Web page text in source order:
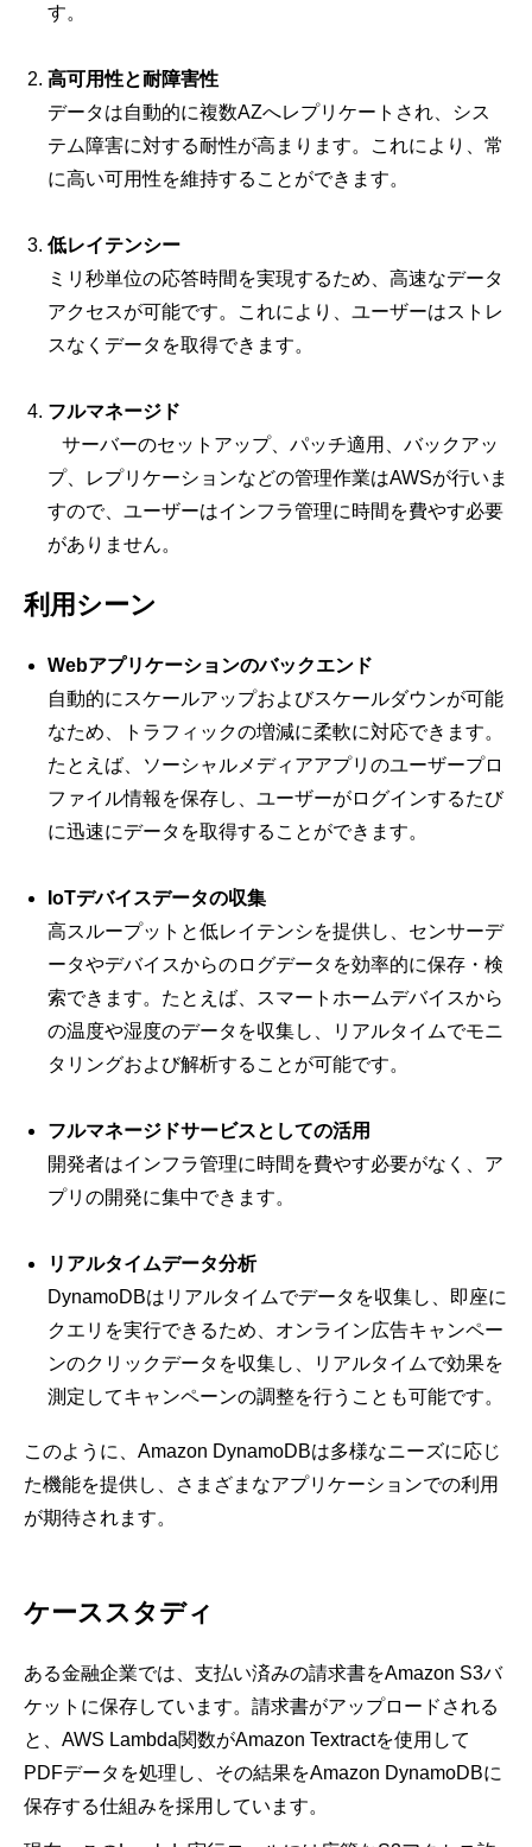
す。
高可用性と耐障害性
データは自動的に複数AZへレプリケートされ、シス
テム障害に対する耐性が高まります。これにより、常
に高い可用性を維持することができます。
低レイテンシー
ミリ秒単位の応答時間を実現するため、高速なデータ
アクセスが可能です。これにより、ユーザーはストレ
スなくデータを取得できます。
フルマネージド
サーバーのセットアップ、パッチ適用、バックアッ
プ、レプリケーションなどの管理作業はAWSが行いま
すので、ユーザーはインフラ管理に時間を費やす必要
がありません。
利用シーン
Webアプリケーションのバックエンド
自動的にスケールアップおよびスケールダウンが可能
なため、トラフィックの増減に柔軟に対応できます。
たとえば、ソーシャルメディアアプリのユーザープロ
ファイル情報を保存し、ユーザーがログインするたび
に迅速にデータを取得することができます。
IoTデバイスデータの収集
高スループットと低レイテンシを提供し、センサーデ
ータやデバイスからのログデータを効率的に保存・検
索できます。たとえば、スマートホームデバイスから
の温度や湿度のデータを収集し、リアルタイムでモニ
タリングおよび解析することが可能です。
フルマネージドサービスとしての活用
開発者はインフラ管理に時間を費やす必要がなく、ア
プリの開発に集中できます。
リアルタイムデータ分析
DynamoDBはリアルタイムでデータを収集し、即座に
クエリを実行できるため、オンライン広告キャンペー
ンのクリックデータを収集し、リアルタイムで効果を
測定してキャンペーンの調整を行うことも可能です。
このように、Amazon DynamoDBは多様なニーズに応じ
た機能を提供し、さまざまなアプリケーションでの利用
が期待されます。
ケーススタディ
ある金融企業では、支払い済みの請求書をAmazon S3バ
ケットに保存しています。請求書がアップロードされる
と、AWS Lambda関数がAmazon Textractを使用して
PDFデータを処理し、その結果をAmazon DynamoDBに
保存する仕組みを採用しています。